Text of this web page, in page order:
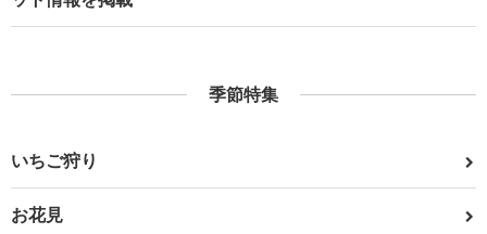
季節特集
いちご狩り
お花見